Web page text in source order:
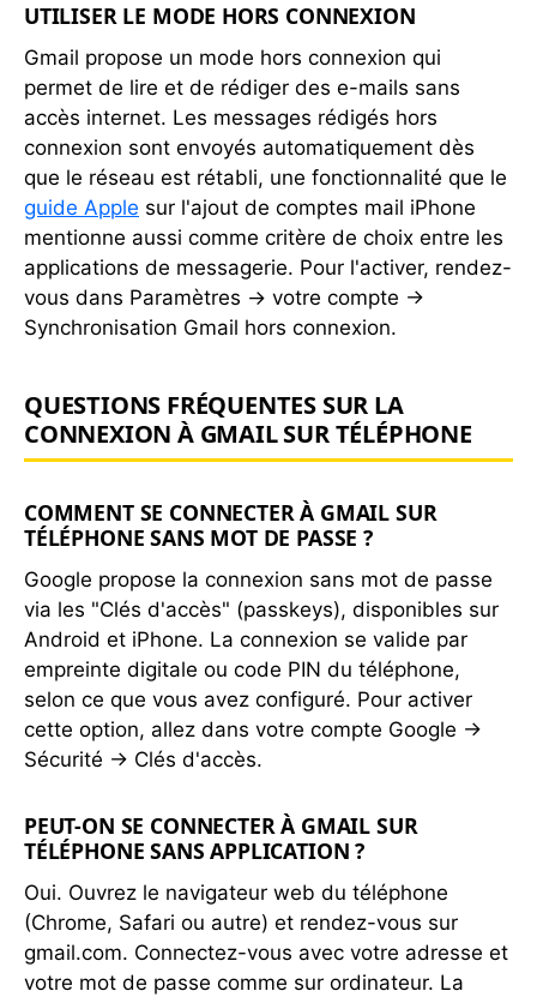
UTILISER LE MODE HORS CONNEXION
Gmail propose un mode hors connexion qui
permet de lire et de rédiger des e-mails sans
accès internet. Les messages rédigés hors
connexion sont envoyés automatiquement dès
que le réseau est rétabli, une fonctionnalité que le
guide Apple sur l'ajout de comptes mail iPhone
mentionne aussi comme critère de choix entre les
applications de messagerie. Pour l'activer, rendez-
vous dans Paramètres → votre compte →
Synchronisation Gmail hors connexion.
QUESTIONS FRÉQUENTES SUR LA
CONNEXION À GMAIL SUR TÉLÉPHONE
COMMENT SE CONNECTER À GMAIL SUR
TÉLÉPHONE SANS MOT DE PASSE ?
Google propose la connexion sans mot de passe
via les "Clés d'accès" (passkeys), disponibles sur
Android et iPhone. La connexion se valide par
empreinte digitale ou code PIN du téléphone,
selon ce que vous avez configuré. Pour activer
cette option, allez dans votre compte Google →
Sécurité → Clés d'accès.
PEUT-ON SE CONNECTER À GMAIL SUR
TÉLÉPHONE SANS APPLICATION ?
Oui. Ouvrez le navigateur web du téléphone
(Chrome, Safari ou autre) et rendez-vous sur
gmail.com. Connectez-vous avec votre adresse et
votre mot de passe comme sur ordinateur. La